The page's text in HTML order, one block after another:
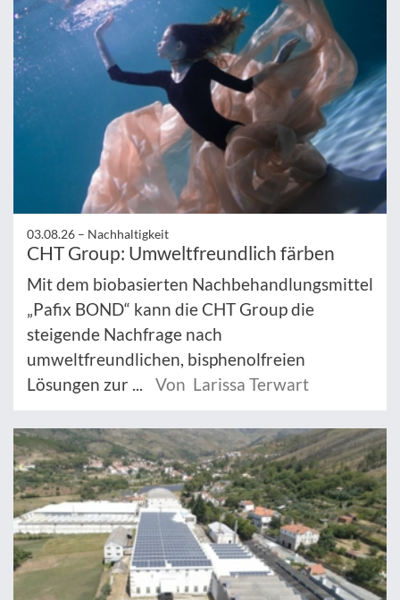
03.08.26 – Nachhaltigkeit
CHT Group: Umweltfreundlich färben
Mit dem biobasierten Nachbehandlungsmittel
„Pafix BOND“ kann die CHT Group die
steigende Nachfrage nach
umweltfreundlichen, bisphenolfreien
Lösungen zur ...
Von Larissa Terwart